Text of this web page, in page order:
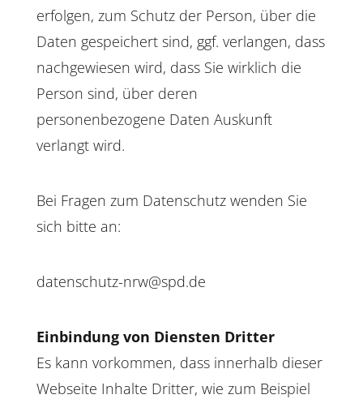
erfolgen, zum Schutz der Person, über die
Daten gespeichert sind, ggf. verlangen, dass
nachgewiesen wird, dass Sie wirklich die
Person sind, über deren
personenbezogene Daten Auskunft
verlangt wird.
Bei Fragen zum Datenschutz wenden Sie
sich bitte an:
datenschutz-nrw@spd.de
Einbindung von Diensten Dritter
Es kann vorkommen, dass innerhalb dieser
Webseite Inhalte Dritter, wie zum Beispiel